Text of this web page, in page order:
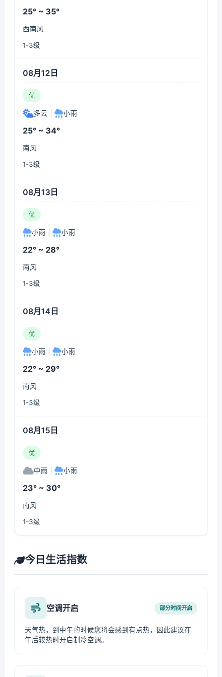
25° ~ 35°
西南风
1-3级
08月12日
优
多云 小雨
25° ~ 34°
南风
1-3级
08月13日
优
小雨 小雨
22° ~ 28°
南风
1-3级
08月14日
优
小雨 小雨
22° ~ 29°
南风
1-3级
08月15日
优
中雨 小雨
23° ~ 30°
南风
1-3级
今日生活指数
空调开启 部分时间开启
天气热，到中午的时候您将会感到有点热，因此建议在
午后较热时开启制冷空调。